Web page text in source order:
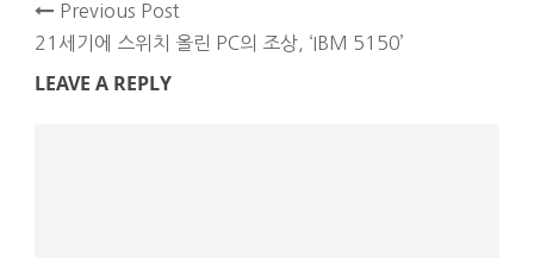
Previous Post
21세기에 스위치 올린 PC의 조상, ‘IBM 5150’
LEAVE A REPLY